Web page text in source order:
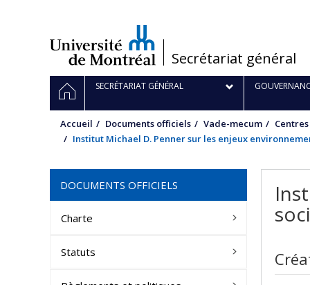
/
Secrétariat général
Navigation
principale
ACCUEILSECRÉTARIAT GÉNÉRAL
Accueil Documents officiels Vade-mecum
Institut Michael D. Penner sur les enjeux
DOCUMENTS OFFICIELS
Charte
Statuts